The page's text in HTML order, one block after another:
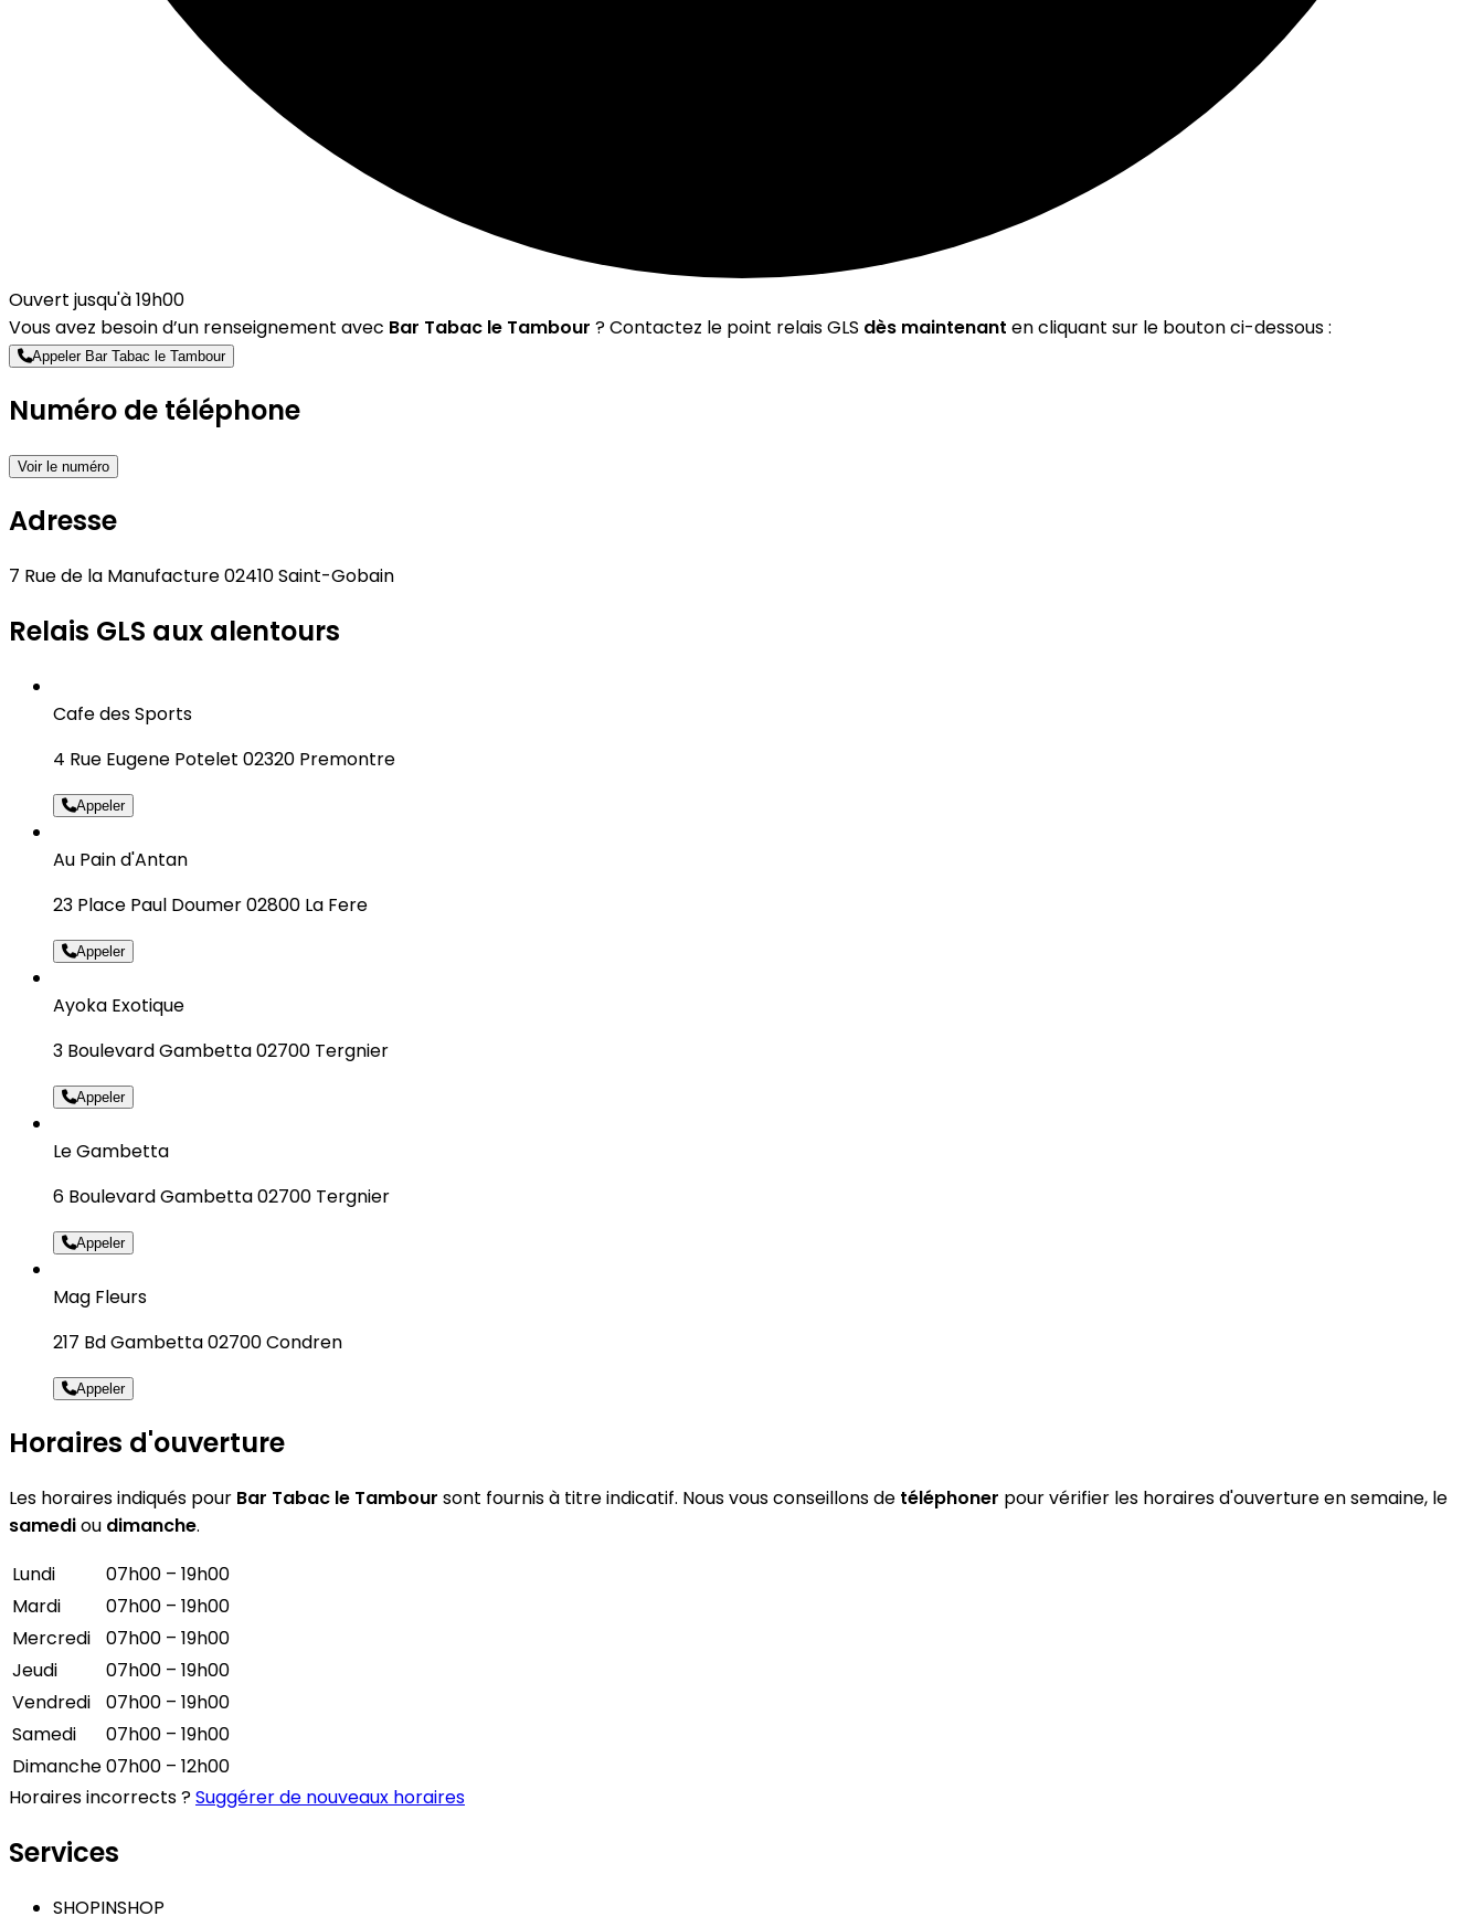
Ouvert jusqu'à 19h00
Vous avez besoin d’un renseignement avec Bar Tabac le Tambour ? Contactez le point relais GLS dès maintenant en cliquant sur le bouton ci-dessous :
Appeler Bar Tabac le Tambour
Numéro de téléphone
Voir le numéro
Adresse
7 Rue de la Manufacture 02410 Saint-Gobain
Relais GLS aux alentours
Cafe des Sports
4 Rue Eugene Potelet 02320 Premontre
Appeler
Au Pain d'Antan
23 Place Paul Doumer 02800 La Fere
Appeler
Ayoka Exotique
3 Boulevard Gambetta 02700 Tergnier
Appeler
Le Gambetta
6 Boulevard Gambetta 02700 Tergnier
Appeler
Mag Fleurs
217 Bd Gambetta 02700 Condren
Appeler
Horaires d'ouverture
Les horaires indiqués pour Bar Tabac le Tambour sont fournis à titre indicatif. Nous vous conseillons de téléphoner pour vérifier les horaires d'ouverture en semaine, le
samediou dimanche.
Lundi
07h00 – 19h00
Mardi
07h00 – 19h00
Mercredi
07h00 – 19h00
Jeudi
07h00 – 19h00
Vendredi
07h00 – 19h00
Samedi
07h00 – 19h00
Dimanche07h00 – 12h00
Horaires incorrects ?Suggérer de nouveaux horaires
Services
SHOPINSHOP